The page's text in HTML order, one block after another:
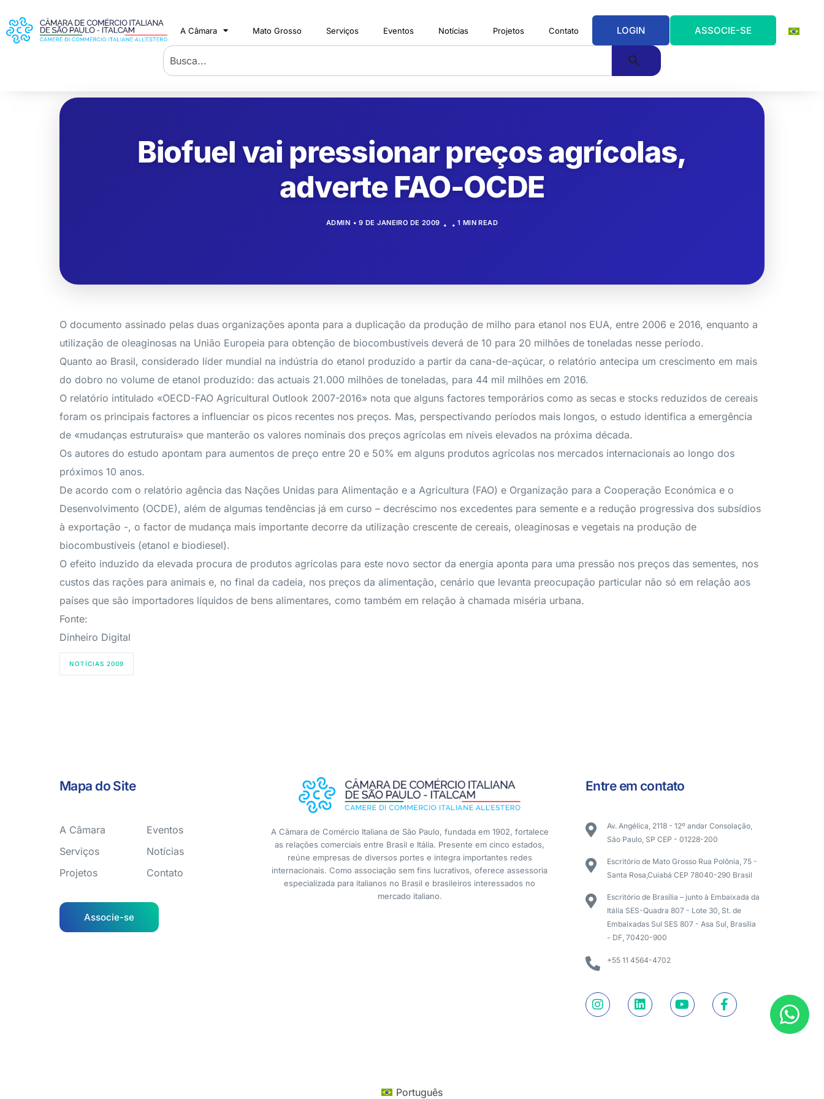
A Câmara Mato Grosso Serviços Eventos Notícias Projetos Contato LOGIN ASSOCIE-SE
Biofuel vai pressionar preços agrícolas,
adverte FAO-OCDE
ADMIN 9 DE JANEIRO DE 2009 1 MIN READ
O documento assinado pelas duas organizações aponta para a duplicação da produção de milho para etanol nos EUA, entre 2006 e 2016, enquanto a
utilização de oleaginosas na União Europeia para obtenção de biocombustíveis deverá de 10 para 20 milhões de toneladas nesse período.
Quanto ao Brasil, considerado líder mundial na indústria do etanol produzido a partir da cana-de-açúcar, o relatório antecipa um crescimento em mais
do dobro no volume de etanol produzido: das actuais 21.000 milhões de toneladas, para 44 mil milhões em 2016.
O relatório intitulado «OECD-FAO Agricultural Outlook 2007-2016» nota que alguns factores temporários como as secas e stocks reduzidos de cereais
foram os principais factores a influenciar os picos recentes nos preços. Mas, perspectivando períodos mais longos, o estudo identifica a emergência
de «mudanças estruturais» que manterão os valores nominais dos preços agrícolas em níveis elevados na próxima década.
Os autores do estudo apontam para aumentos de preço entre 20 e 50% em alguns produtos agrícolas nos mercados internacionais ao longo dos
próximos 10 anos.
De acordo com o relatório agência das Nações Unidas para Alimentação e a Agricultura (FAO) e Organização para a Cooperação Económica e o
Desenvolvimento (OCDE), além de algumas tendências já em curso – decréscimo nos excedentes para semente e a redução progressiva dos subsídios
à exportação -, o factor de mudança mais importante decorre da utilização crescente de cereais, oleaginosas e vegetais na produção de
biocombustíveis (etanol e biodiesel).
O efeito induzido da elevada procura de produtos agrícolas para este novo sector da energia aponta para uma pressão nos preços das sementes, nos
custos das rações para animais e, no final da cadeia, nos preços da alimentação, cenário que levanta preocupação particular não só em relação aos
países que são importadores líquidos de bens alimentares, como também em relação à chamada miséria urbana.
Fonte:
Dinheiro Digital
NOTÍCIAS 2009
Mapa do Site
A Câmara
Serviços
Projetos
Eventos
Notícias
Contato
Associe-se
A Câmara de Comércio Italiana de São Paulo, fundada em 1902, fortalece
as relações comerciais entre Brasil e Itália. Presente em cinco estados,
reúne empresas de diversos portes e integra importantes redes
internacionais. Como associação sem fins lucrativos, oferece assessoria
especializada para italianos no Brasil e brasileiros interessados no
mercado italiano.
Entre em contato
Av. Angélica, 2118 - 12º andar Consolação,
São Paulo, SP CEP - 01228-200
Escritório de Mato Grosso Rua Polônia, 75 -
Santa Rosa,Cuiabá CEP 78040-290 Brasil
Escritório de Brasília – junto à Embaixada da
Itália SES-Quadra 807 - Lote 30, St. de
Embaixadas Sul SES 807 - Asa Sul, Brasília
- DF, 70420-900
+55 11 4564-4702
Português